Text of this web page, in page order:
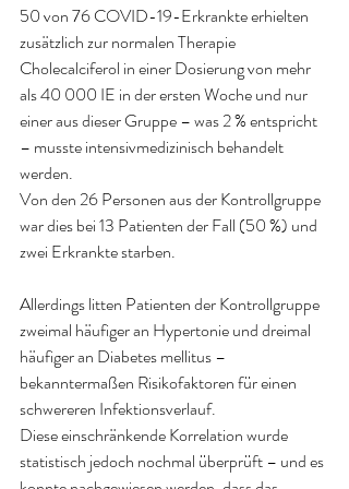
50 von 76 COVID-19-Erkrankte erhielten
zusätzlich zur normalen Therapie
Cholecalciferol in einer Dosierung von mehr
als 40 000 IE in der ersten Woche und nur
einer aus dieser Gruppe – was 2 % entspricht
– musste intensivmedizinisch behandelt
werden.
Von den 26 Personen aus der Kontrollgruppe
war dies bei 13 Patienten der Fall (50 %) und
zwei Erkrankte starben.
Allerdings litten Patienten der Kontrollgruppe
zweimal häufiger an Hypertonie und dreimal
häufiger an Diabetes mellitus –
bekanntermaßen Risikofaktoren für einen
schwereren Infektionsverlauf.
Diese einschränkende Korrelation wurde
statistisch jedoch nochmal überprüft – und es